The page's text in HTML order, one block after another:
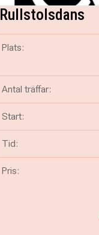
Rullstolsdans
Plats:
Antal träffar:
Start:
Tid:
Pris: